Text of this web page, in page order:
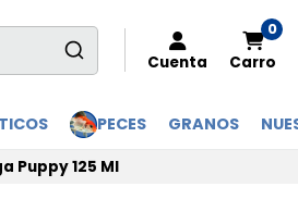
Cuenta
0
Carro
PECES GRANOS
Puppy 125 Ml